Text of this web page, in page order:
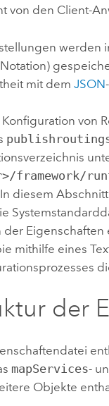
von den Client-
werden
mit demJSON
von
framework/
diesem
der Eigenschaften
mithilfe eines
der
mapServices-
Objekte